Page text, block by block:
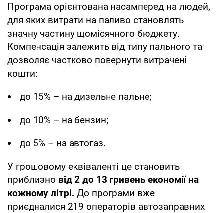
Програма орієнтована насамперед на людей,
для яких витрати на паливо становлять
значну частину щомісячного бюджету.
Компенсація залежить від типу пального та
дозволяє частково повернути витрачені
кошти:
до 15% – на дизельне пальне;
до 10% – на бензин;
до 5% – на автогаз.
У грошовому еквіваленті це становить
приблизно від 2 до 13 гривень економії на
кожному літрі. До програми вже
приєдналися 219 операторів автозаправних